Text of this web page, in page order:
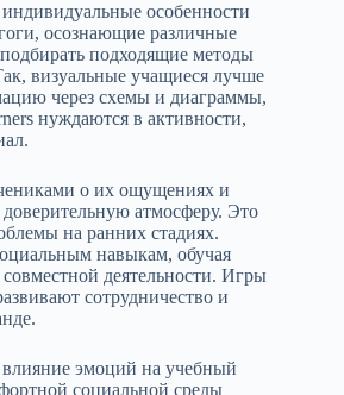
особенности
осознающие различные
подходящие методы
визуальные учащиеся лучше
через схемы и диаграммы,
нуждаются в активности,
о их ощущениях и
атмосферу. Это
на ранних стадиях.
навыкам, обучая
деятельности. Игры
сотрудничество и
эмоций на учебный
социальной среды